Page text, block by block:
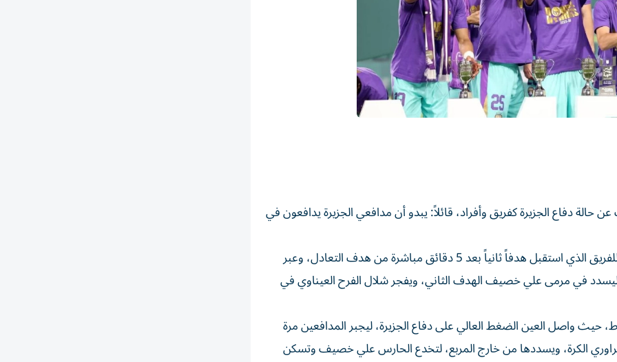
دفاع الجزيرة كفريق وأفراد، قائلاً: يبدو أن مدافعي الجزيرة يدافعون في
وجاء تعبير المحلل الفني تعبيراً عن سوء حال الأداء الدفاعي للفريق الذي استقبل هدفاً ثانياً بعد 5 دقائق مباشرة من هدف التعادل، وعبر
في مرمى علي خصيف الهدف الثاني، ويفجر شلال الفرح العيناوي في
واصل العين الضغط العالي على دفاع الجزيرة، ليجبر المدافعين مرة
الكرة، ويسددها من خارج المربع، لتخدع الحارس علي خصيف وتسكن